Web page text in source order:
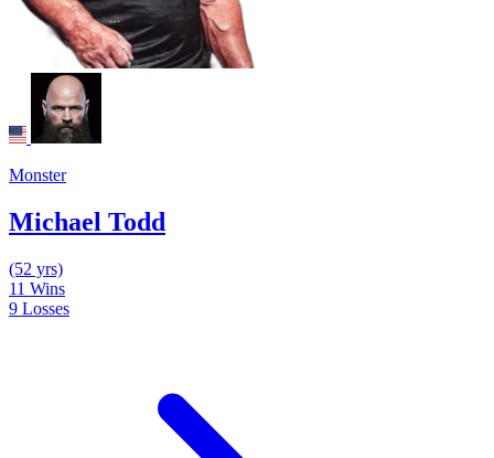
Monster
Michael Todd
(52 yrs)
11 Wins
9 Losses